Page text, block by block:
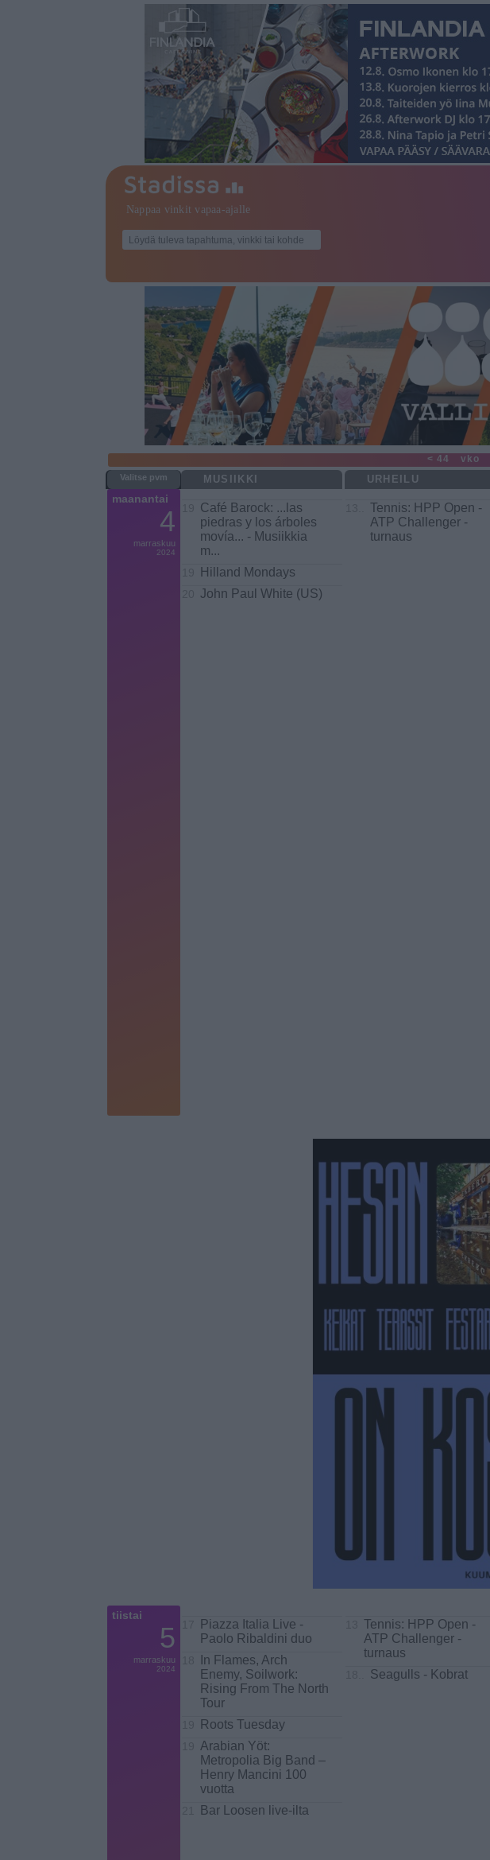
< 44 vko
maanantai
4
marraskuu
2024
MUSIIKKI
Café Barock: ...las
piedras y los árboles
movía... - Musiikkia
m...
Hilland Mondays
John Paul White (US)
URHEILU
Tennis: HPP Open -
ATP Challenger -
turnaus
tiistai
5
marraskuu
2024
Piazza Italia Live -
Paolo Ribaldini duo
In Flames, Arch
Enemy, Soilwork:
Rising From The North
Tour
Roots Tuesday
Arabian Yöt:
Metropolia Big Band –
Henry Mancini 100
vuotta
Bar Loosen live-ilta
Tennis: HPP Open -
ATP Challenger -
turnaus
Seagulls - Kobrat